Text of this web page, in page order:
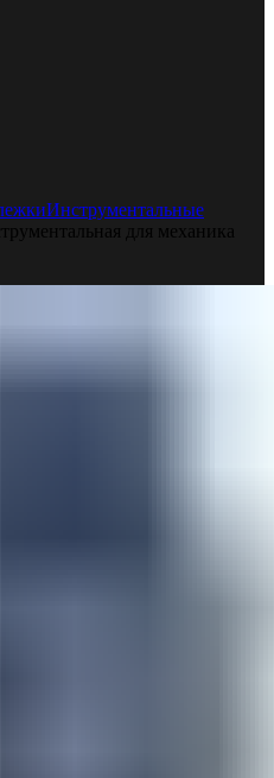
Инструментальные
для механика